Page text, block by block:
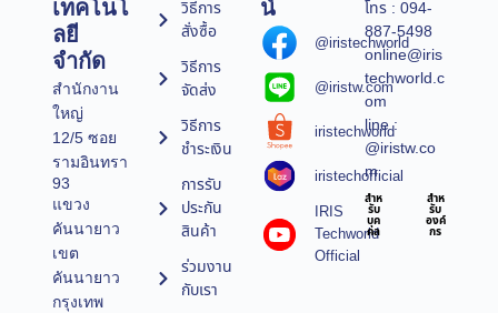
เทคโนโ
ลยี
จำกัด
สำนักงาน
ใหญ่
12/5 ซอย
รามอินทรา
93
แขวง
คันนายาว
เขต
คันนายาว
กรุงเทพ
วิธีการ
สั่งซื้อ
วิธีการ
จัดส่ง
วิธีการ
ชำระเงิน
การรับ
ประกัน
สินค้า
ร่วมงาน
กับเรา
น์
@iristechworld
@iristw.com
iristechworld
iristechofficial
IRIS
Techworld
Official
โทร : 094-
887-5498
online@iris
techworld.c
om
line :
@iristw.co
m
สำห
รับ
บุค
คล
สำห
รับ
องค์
กร